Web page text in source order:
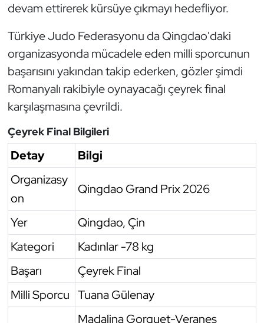
devam ettirerek kürsüye çıkmayı hedefliyor.
Türkiye Judo Federasyonu da Qingdao'daki
organizasyonda mücadele eden milli sporcunun
başarısını yakından takip ederken, gözler şimdi
Romanyalı rakibiyle oynayacağı çeyrek final
karşılaşmasına çevrildi.
Çeyrek Final Bilgileri
Detay
Bilgi
Organizasy
on
Qingdao Grand Prix 2026
Yer
Qingdao, Çin
Kategori
Kadınlar -78 kg
Başarı
Çeyrek Final
Milli Sporcu Tuana Gülenay
Madalina Gorguet-Veranes
Okçuluk
Optimist
Oryantiring
Özel Sporcular
Paralimpik
Ragbi
Sualtı Sporları
Tekvando